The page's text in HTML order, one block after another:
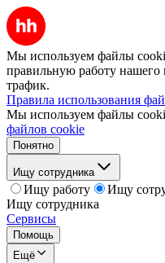
Мы используем файлы
правильную работу нашего
трафик.
Правила использования
Мы используем файлы
файлов cookie
Понятно
Ищу сотрудника
Ищу работу
Ищу
Ищу сотрудника
Сервисы
Помощь
Ещё